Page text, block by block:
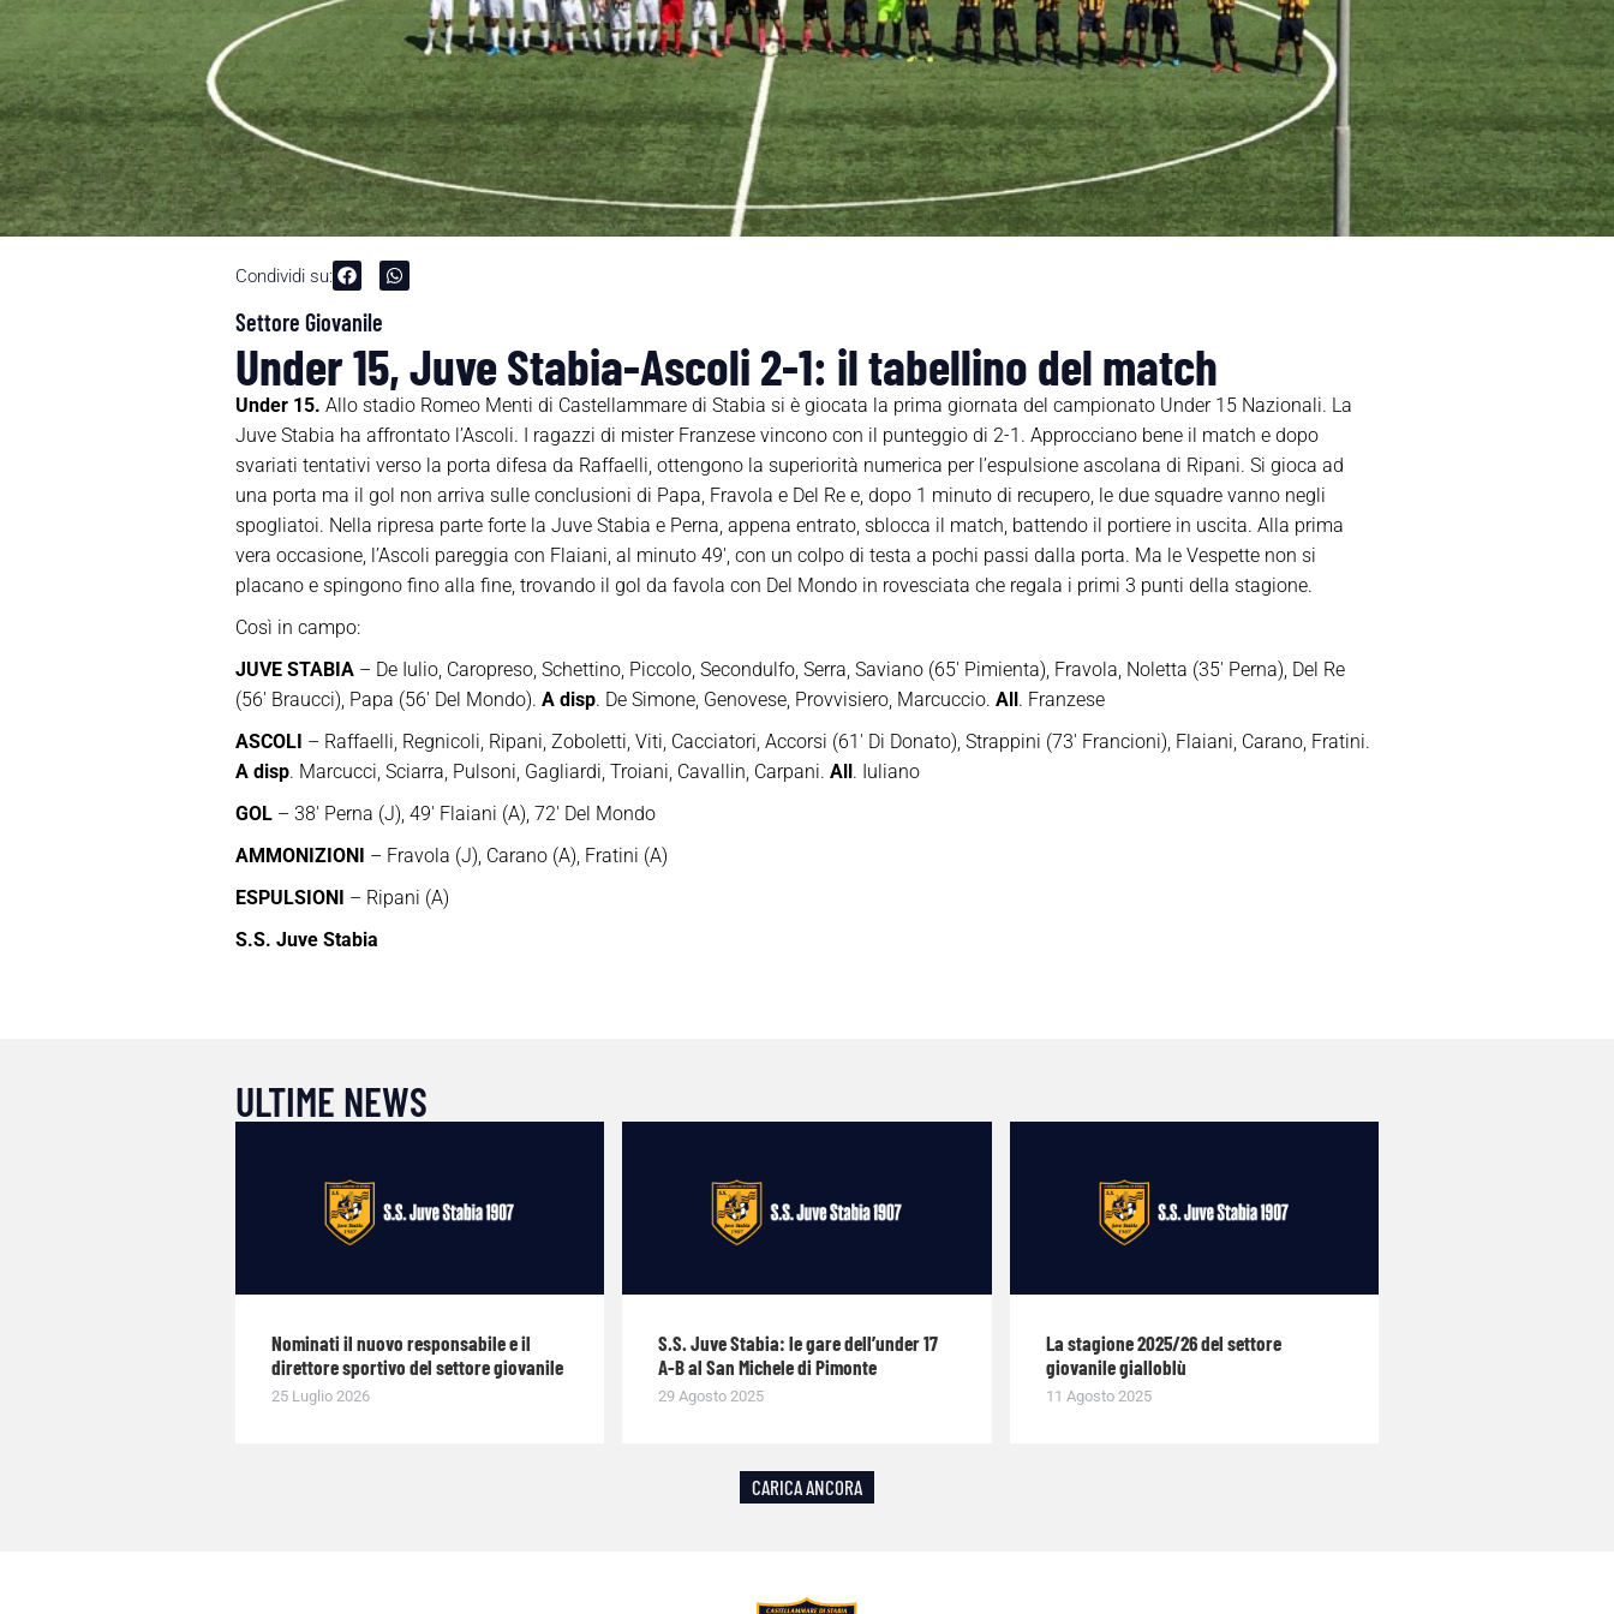
Condividi su:
Settore Giovanile
Under 15, Juve Stabia-Ascoli 2-1: il tabellino del match
Under 15. Allo stadio Romeo Menti di Castellammare di Stabia si è giocata la prima giornata del campionato Under 15 Nazionali. La
Juve Stabia ha affrontato l’Ascoli. I ragazzi di mister Franzese vincono con il punteggio di 2-1. Approcciano bene il match e dopo
svariati tentativi verso la porta difesa da Raffaelli, ottengono la superiorità numerica per l’espulsione ascolana di Ripani. Si gioca ad
una porta ma il gol non arriva sulle conclusioni di Papa, Fravola e Del Re e, dopo 1 minuto di recupero, le due squadre vanno negli
spogliatoi. Nella ripresa parte forte la Juve Stabia e Perna, appena entrato, sblocca il match, battendo il portiere in uscita. Alla prima
vera occasione, l’Ascoli pareggia con Flaiani, al minuto 49′, con un colpo di testa a pochi passi dalla porta. Ma le Vespette non si
placano e spingono fino alla fine, trovando il gol da favola con Del Mondo in rovesciata che regala i primi 3 punti della stagione.
Così in campo:
JUVE STABIA– De Iulio, Caropreso, Schettino, Piccolo, Secondulfo, Serra, Saviano (65′ Pimienta), Fravola, Noletta (35′ Perna), Del Re
(56′ Braucci), Papa (56′ Del Mondo). A disp. De Simone, Genovese, Provvisiero, Marcuccio. All. Franzese
ASCOLI – Raffaelli, Regnicoli, Ripani, Zoboletti, Viti, Cacciatori, Accorsi (61′ Di Donato), Strappini (73′ Francioni), Flaiani, Carano, Fratini.
A disp. Marcucci, Sciarra, Pulsoni, Gagliardi, Troiani, Cavallin, Carpani. All. Iuliano
GOL– 38′ Perna (J), 49′ Flaiani (A), 72′ Del Mondo
AMMONIZIONI – Fravola (J), Carano (A), Fratini (A)
ESPULSIONI – Ripani (A)
S.S. Juve Stabia
ULTIME NEWS
Nominati il nuovo responsabile e il
direttore sportivo del settore giovanile
25 Luglio 2026
S.S. Juve Stabia: le gare dell’under 17
A-B al San Michele di Pimonte
29 Agosto 2025
La stagione 2025/26 del settore
giovanile gialloblù
11 Agosto 2025
CARICA ANCORA